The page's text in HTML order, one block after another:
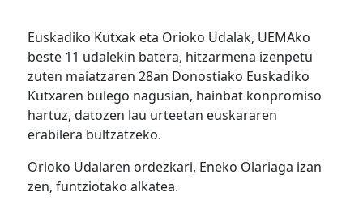
Euskadiko Kutxak eta Orioko Udalak, UEMAko
beste 11 udalekin batera, hitzarmena izenpetu
zuten maiatzaren 28an Donostiako Euskadiko
Kutxaren bulego nagusian, hainbat konpromiso
hartuz, datozen lau urteetan euskararen
erabilera bultzatzeko.
Orioko Udalaren ordezkari, Eneko Olariaga izan
zen, funtziotako alkatea.